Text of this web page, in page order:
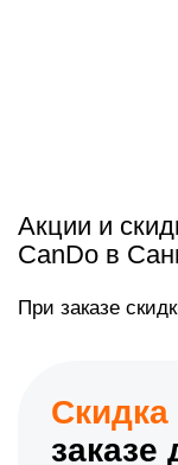
Акции и
CanDo в
При заказе
Скидка
заказе